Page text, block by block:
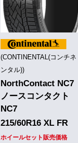
(CONTINENTAL(コンチネ
ンタル))
NorthContact NC7
ノースコンタクト
NC7
215/60R16 XL FR
ホイールセット販売価格